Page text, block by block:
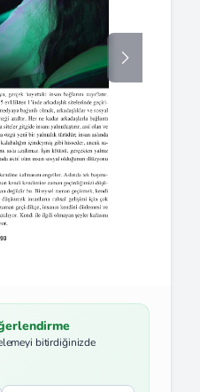
bitirdiğinizde